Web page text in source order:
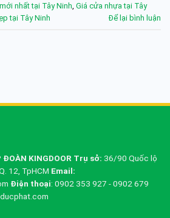
nhất tại Tây Ninh Giá cửa nhựa tại Tây
tại Tây Ninh Để lại bình luận
ĐOÀN KINGDOOR Trụ sở: 36/90 Quốc lộ
12, TpHCM Email:
Điện thoại: 0902 353 927 - 0902 679